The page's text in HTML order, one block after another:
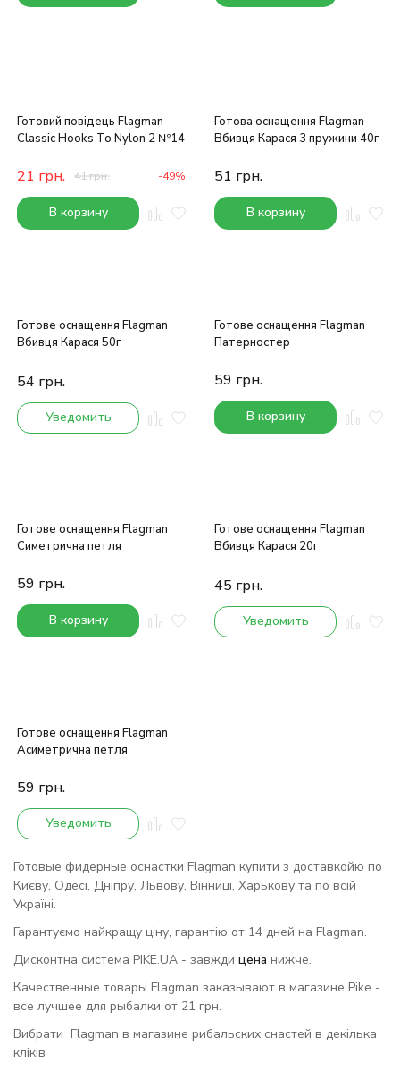
Готовий повідець Flagman
Classic Hooks To Nylon 2 №14
21 грн. 41грн. -49%
В корзину
Готова оснащення Flagman
Вбивця Карася 3 пружини 40г
51 грн.
В корзину
Готове оснащення Flagman
Вбивця Карася 50г
54 грн.
Уведомить
Готове оснащення Flagman
Патерностер
59 грн.
В корзину
Готове оснащення Flagman
Симетрична петля
59 грн.
В корзину
Готове оснащення Flagman
Вбивця Карася 20г
45 грн.
Уведомить
Готове оснащення Flagman
Асиметрична петля
59 грн.
Уведомить
Готовые фидерные оснастки Flagman купити з доставкойю по
Києву, Одесі, Дніпру, Львову, Вінниці, Харькову та по всій
Україні.
Гарантуємо найкращу ціну, гарантію от 14 дней на Flagman.
Дисконтна система PIKE.UA - завжди цена нижче.
Качественные товары Flagman заказывают в магазине Pike -
все лучшее для рыбалки от 21 грн.
Вибрати Flagman в магазине рибальских снастей в декілька
кліків